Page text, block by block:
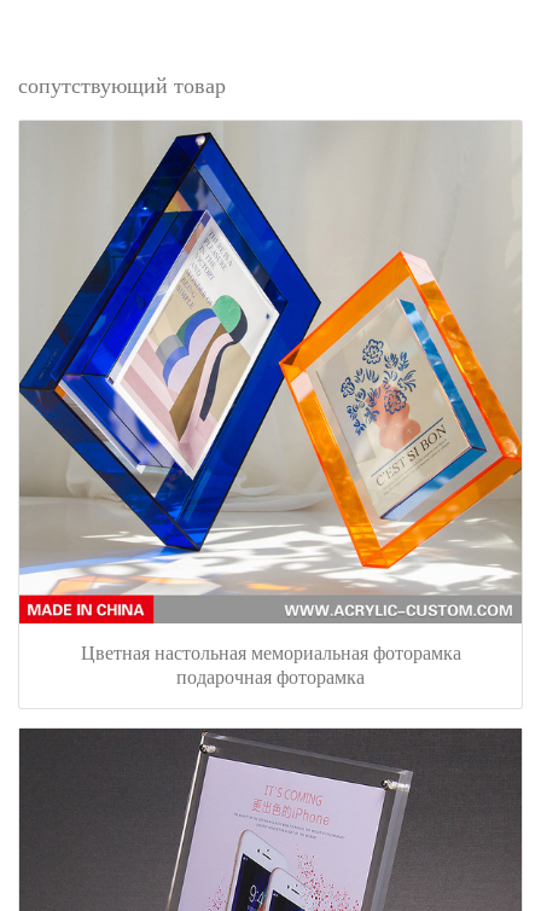
сопутствующий товар
Цветная настольная мемориальная фоторамка
подарочная фоторамка